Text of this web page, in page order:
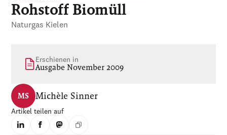
Rohstoff Biomüll
Naturgas Kielen
Erschienen in
Ausgabe November 2009
MS Michèle Sinner
Artikel teilen auf